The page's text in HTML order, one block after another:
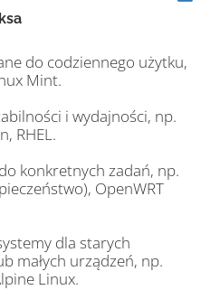
do codziennego użytku,
Mint.
i wydajności, np.
RHEL.
konkretnych zadań, np.
OpenWRT
dla starych
małych urządzeń, np.
Linux.